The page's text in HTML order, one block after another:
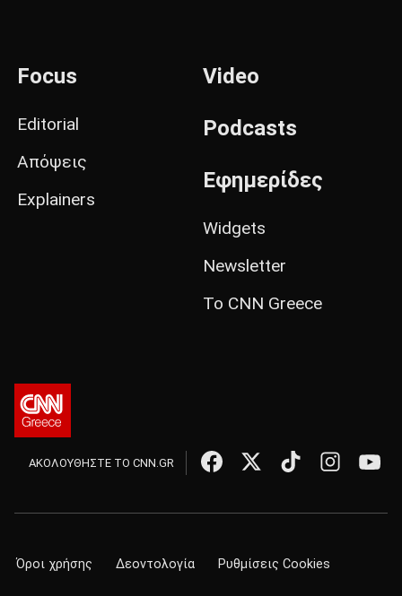
Focus
Editorial
Απόψεις
Explainers
Video
Podcasts
Εφημερίδες
Widgets
Newsletter
Το CNN Greece
ΑΚΟΛΟΥΘΗΣΤΕ ΤΟ CNN.GR
Όροι χρήσης Δεοντολογία Ρυθμίσεις Cookies